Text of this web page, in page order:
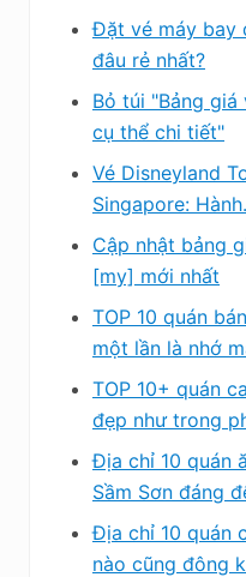
Đặt vé máy bay
đâu rẻ nhất?
Bỏ túi "Bảng
cụ thể chi tiết"
Vé Disneyland
Singapore:
Cập nhật bảng
[my] mới nhất
TOP 10 quán
một lần là nhớ
TOP 10+ quán
đẹp như trong
Địa chỉ 10 quán
Sầm Sơn đáng
Địa chỉ 10 quán
nào cũng đông